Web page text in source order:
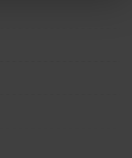
potrebbero combinarle
servizi.